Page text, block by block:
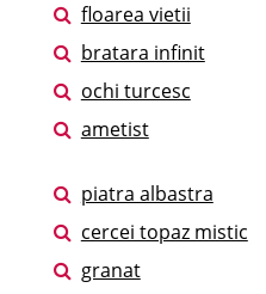
floarea vietii
bratara infinit
ochi turcesc
ametist
piatra albastra
cercei topaz mistic
granat